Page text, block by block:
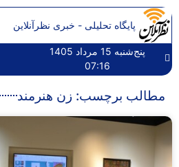
پایگاه تحلیلی - خبری نظرآنلاین
پنج‌شنبه 15 مرداد 1405
07:16
مطالب برچسب: زن هنرمند